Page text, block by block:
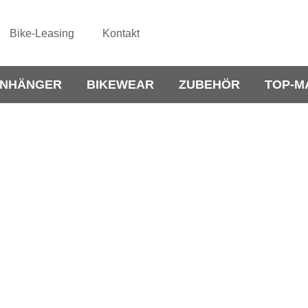
Bike-Leasing Kontakt
BIKEWEAR ZUBEHÖR TOP-